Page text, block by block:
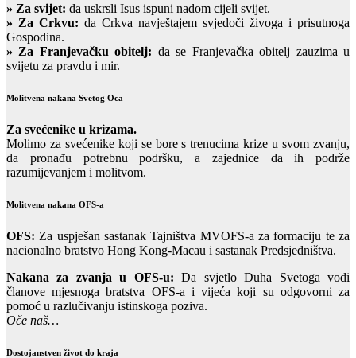
» Za svijet: da uskrsli Isus ispuni nadom cijeli svijet.
» Za Crkvu: da Crkva navještajem svjedoči živoga i prisutnoga
Gospodina.
» Za Franjevačku obitelj: da se Franjevačka obitelj zauzima u
svijetu za pravdu i mir.
Molitvena nakana Svetog Oca
Za svećenike u krizama.
Molimo za svećenike koji se bore s trenucima krize u svom zvanju,
da pronađu potrebnu podršku, a zajednice da ih podrže
razumijevanjem i molitvom.
Molitvena nakana OFS-a
OFS: Za uspješan sastanak Tajništva MVOFS-a za formaciju te za
nacionalno bratstvo Hong Kong-Macau i sastanak Predsjedništva.
Nakana za zvanja u OFS-u: Da svjetlo Duha Svetoga vodi
članove mjesnoga bratstva OFS-a i vijeća koji su odgovorni za
pomoć u razlučivanju istinskoga poziva.
Oče naš…
Dostojanstven život do kraja